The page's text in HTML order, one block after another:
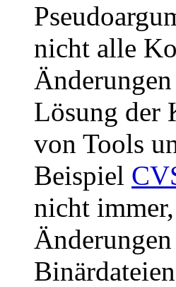
nicht alle
Lösung der
von Tools
Beispiel
nicht